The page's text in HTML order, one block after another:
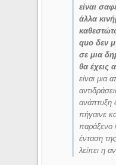
είναι
άλλα
quo δεν
σε μια
θα έχεις
είναι μια
ανάπτυξη
πήγαινε
παράξενο
ένταση
λείπει η